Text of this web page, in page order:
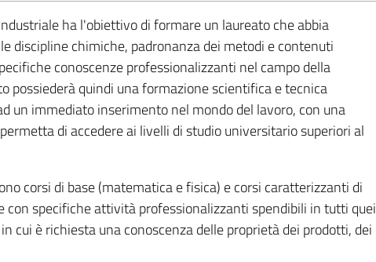
ha l'obiettivo di formare un laureato che abbia
discipline chimiche, padronanza dei metodi e contenuti
conoscenze professionalizzanti nel campo della
possiederà quindi una formazione scientifica e tecnica
un immediato inserimento nel mondo del lavoro, con una
di accedere ai livelli di studio universitario superiori al
corsi di base (matematica e fisica) e corsi caratterizzanti di
con specifiche attività professionalizzanti spendibili in tutti quei
cui è richiesta una conoscenza delle proprietà dei prodotti, dei